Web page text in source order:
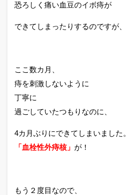
恐ろしく痛い血豆のイボ痔が
できてしまったりするのですが、
ここ数カ月、
痔を刺激しないように
丁寧に
過ごしていたつもりなのに、
4カ月ぶりにできてしまいました。
「血栓性外痔核」 が！
もう２度目なので、